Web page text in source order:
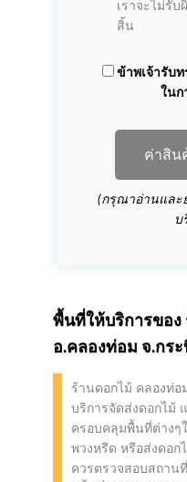
เราจะไม่รับ
สิ้น
ข้าพเจ้ารับท
ใน
ค่าสิน
(กรุณาอ่านและ
บ
พื้นที่ให้บริการของ
อ.คลองท่อม จ.กระ
ร้านดอกไม้ คลองท่อ
บริการจัดส่งดอกไม้
ครอบคลุมพื้นที่ต่างๆ
พวงหรีด หรือส่งดอก
ควรตรวจสอบสถาน